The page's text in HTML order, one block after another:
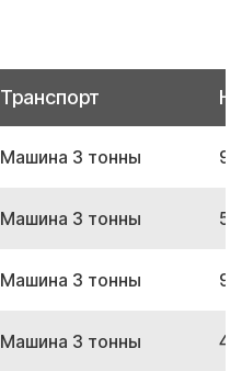
Транспорт
Машина 3 тонны
Машина 3 тонны
Машина 3 тонны
Машина 3 тонны